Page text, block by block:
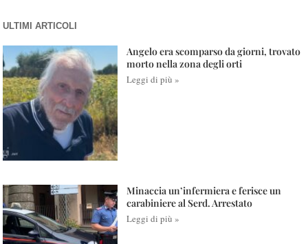
ULTIMI ARTICOLI
Angelo era scomparso da giorni, trovato
morto nella zona degli orti
Leggi di più »
Minaccia un’infermiera e ferisce un
carabiniere al Serd. Arrestato
Leggi di più »